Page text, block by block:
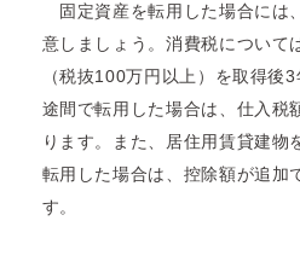
固定資産を転用した場合には
意しましょう。消費税について
（税抜100万円以上）を取得後
途間で転用した場合は、仕入税
ります。また、居住用賃貸建物
転用した場合は、控除額が追加
す。